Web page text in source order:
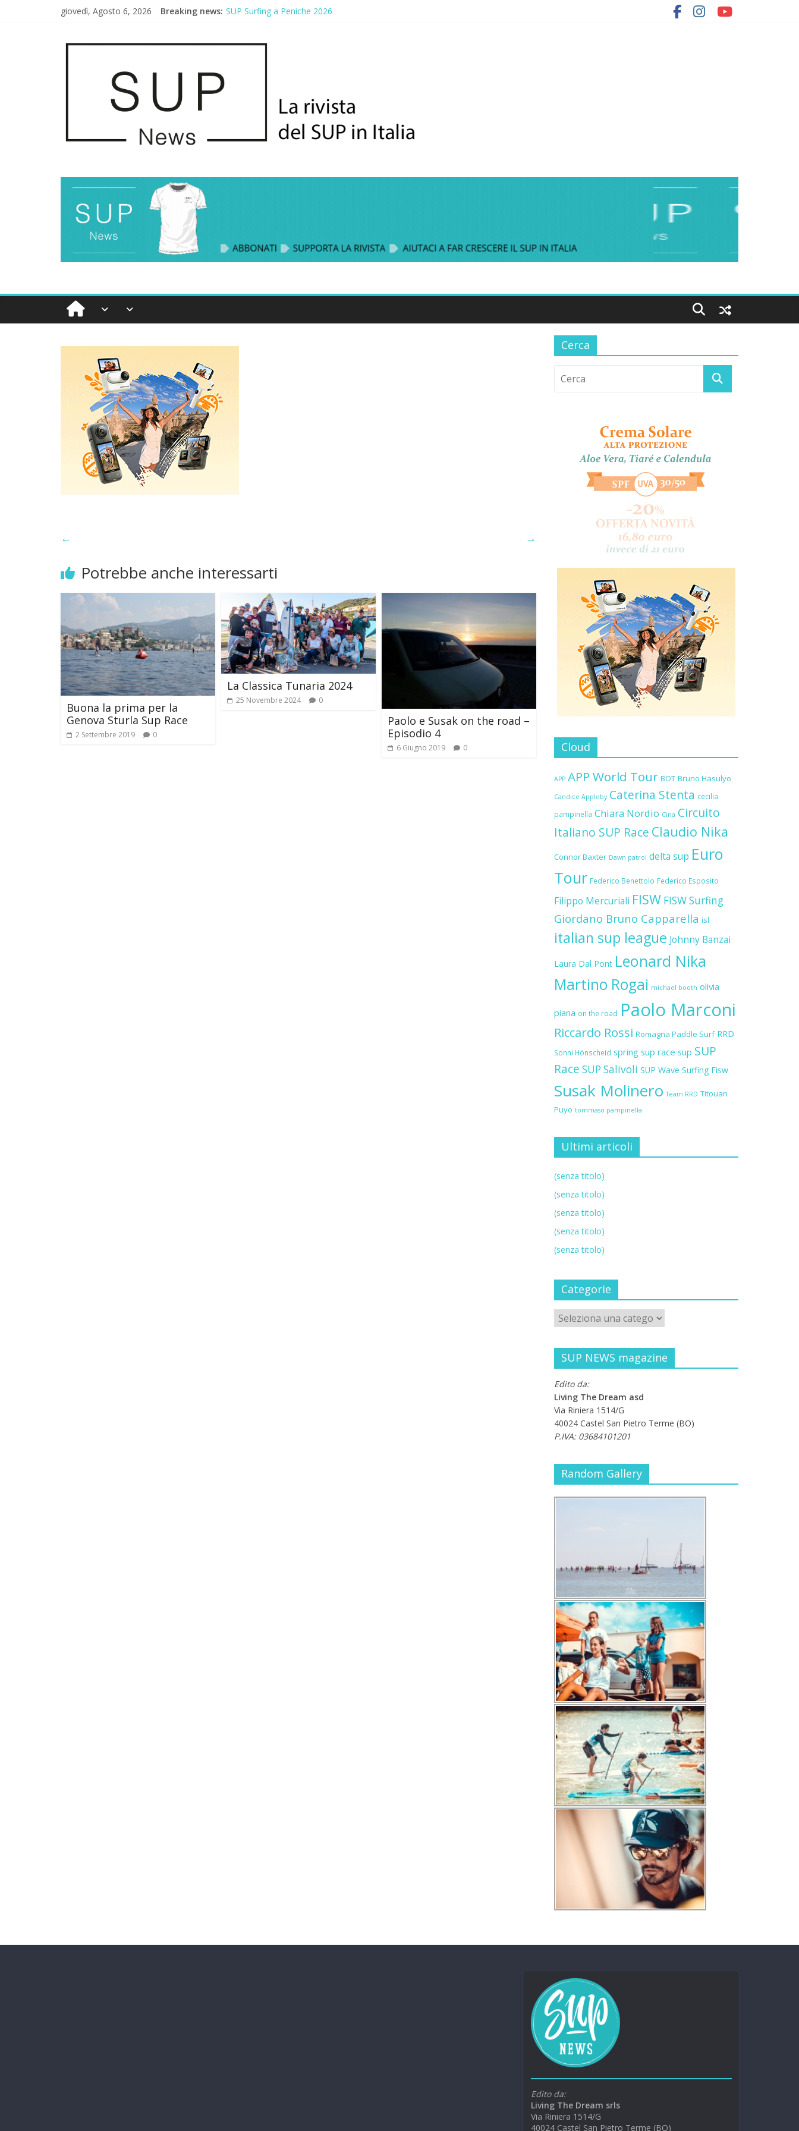
giovedì, Agosto 6, 2026 Breaking news: SUP Surfing a Peniche 2026
← →
Potrebbe anche interessarti
Buona la prima per la
Genova Sturla Sup Race
2 Settembre 2019 0
La Classica Tunaria 2024
25 Novembre 2024 0
Paolo e Susak on the road –
Episodio 4
6 Giugno 2019 0
Cerca
Cloud
APP APP World Tour BOT Bruno Hasulyo
Candice Appleby Caterina Stenta cecilia
pampinella Chiara Nordio Cina Circuito
Italiano SUP Race Claudio Nika
Connor Baxter Dawn patrol delta sup Euro
Tour Federico Benettolo Federico Esposito
Filippo Mercuriali FISW FISW Surfing
Giordano Bruno Capparella isl
italian sup league Johnny Banzai
Laura Dal Pont Leonard Nika
Martino Rogai michael booth olivia
piana on the road Paolo Marconi
Riccardo Rossi Romagna Paddle Surf RRD
Sonni Hönscheid spring sup race sup SUP
Race SUP Salivoli SUP Wave Surfing Fisw
Susak Molinero Team RRD Titouan
Puyo tommaso pampinella
Ultimi articoli
(senza titolo)
(senza titolo)
(senza titolo)
(senza titolo)
(senza titolo)
Categorie
SUP NEWS magazine
Edito da:
Living The Dream asd
Via Riniera 1514/G
40024 Castel San Pietro Terme (BO)
P.IVA: 03684101201
Random Gallery
Edito da:
Living The Dream srls
Via Riniera 1514/G
40024 Castel San Pietro Terme (BO)